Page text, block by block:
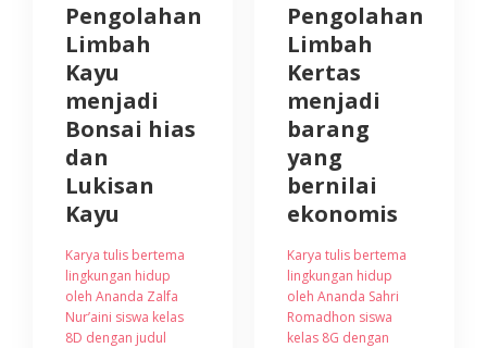
Pengolahan
Limbah
Kayu
menjadi
Bonsai hias
dan
Lukisan
Kayu
Karya tulis bertema
lingkungan hidup
oleh Ananda Zalfa
Nur’aini siswa kelas
8D dengan judul
Pengolahan
Limbah
Kertas
menjadi
barang
yang
bernilai
ekonomis
Karya tulis bertema
lingkungan hidup
oleh Ananda Sahri
Romadhon siswa
kelas 8G dengan